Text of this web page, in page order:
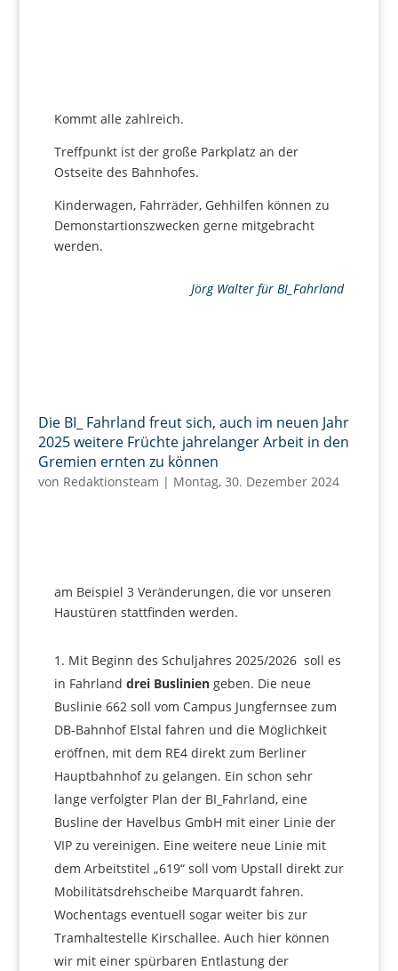
Kommt alle zahlreich.
Treffpunkt ist der große Parkplatz an der
Ostseite des Bahnhofes.
Kinderwagen, Fahrräder, Gehhilfen können zu
Demonstartionszwecken gerne mitgebracht
werden.
Jörg Walter für BI_Fahrland
Die BI_ Fahrland freut sich, auch im neuen Jahr
2025 weitere Früchte jahrelanger Arbeit in den
Gremien ernten zu können
von Redaktionsteam | Montag, 30. Dezember 2024
am Beispiel 3 Veränderungen, die vor unseren
Haustüren stattfinden werden.
Mit Beginn des Schuljahres 2025/2026 soll es
in Fahrland drei Busliniengeben. Die neue
Buslinie 662 soll vom Campus Jungfernsee zum
DB-Bahnhof Elstal fahren und die Möglichkeit
eröffnen, mit dem RE4 direkt zum Berliner
Hauptbahnhof zu gelangen. Ein schon sehr
lange verfolgter Plan der BI_Fahrland, eine
Busline der Havelbus GmbH mit einer Linie der
VIP zu vereinigen. Eine weitere neue Linie mit
dem Arbeitstitel „619“ soll vom Upstall direkt zur
Mobilitätsdrehscheibe Marquardt fahren.
Wochentags eventuell sogar weiter bis zur
Tramhaltestelle Kirschallee. Auch hier können
wir mit einer spürbaren Entlastung der